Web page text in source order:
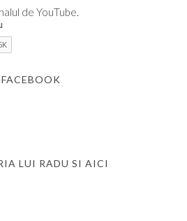
de YouTube.
FACEBOOK
LUI RADU SI AICI